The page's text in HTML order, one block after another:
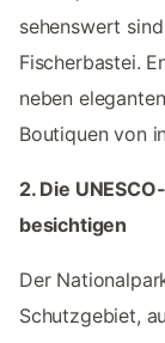
sehenswert
Fischerbastei.
neben
Boutiquen von
2. Die
besichtigen
Der
Schutzgebiet,